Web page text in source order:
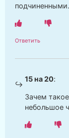
Ответить
15 на 20:
Зачем
небольшое